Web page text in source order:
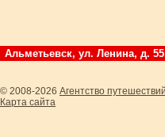
Альметьевск, ул. Ленина, д.
© 2008-2026 Агентство
Карта сайта